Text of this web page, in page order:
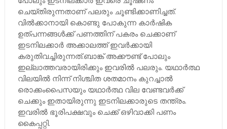
ചെയ്തിരുന്നതാണ് പലരും ചൂണ്ടിക്കാണിച്ചത്.
വിൽക്കാനായി കൊണ്ടു പോകുന്ന കാർഷിക
ഉത്പന്നങ്ങൾക്ക് പണത്തിന് പകരം ചെക്കാണ്
ഇടനിലക്കാർ അക്കാലത്ത് ഇവർക്കായി
കരുതിവച്ചിരുന്നത്.ബാങ്ക് അക്കൗണ്ട് പോലും
ഇല്ലാത്തവരായിരിക്കും ഇവരിൽ പലരും. യഥാർത്ഥ
വിലയിൽ നിന്ന് നിശ്ചിത ശതമാനം കുറച്ചാൽ
രൊക്കംപൈസയും യഥാർത്ഥ വില വേണ്ടവർക്ക്
ചെക്കും ഇതായിരുന്നു ഇടനിലക്കാരുടെ തന്ത്രം.
ഇവരിൽ ഭൂരിപക്ഷവും ചെക്ക് ഒഴിവാക്കി പണം
കൈപ്പറ്റി.